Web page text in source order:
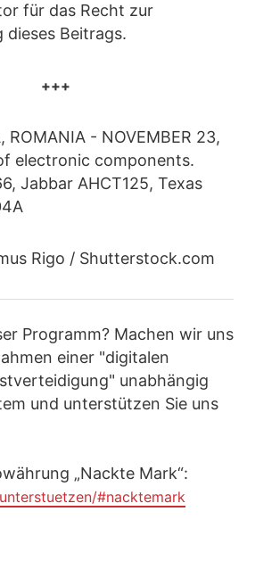
für das Recht zur
Beitrags.
+++
ROMANIA - NOVEMBER 23,
electronic components.
Jabbar AHCT125, Texas
Rigo / Shutterstock.com
Programm? Machen wir uns
einer "digitalen
unabhängig
und unterstützen Sie uns
„Nackte Mark“:
#nacktemark